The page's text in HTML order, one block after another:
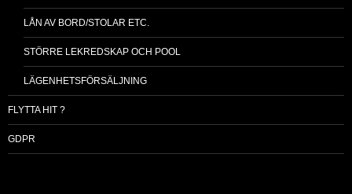
LÅN AV BORD/STOLAR ETC.
STÖRRE LEKREDSKAP OCH POOL
LÄGENHETSFÖRSÄLJNING
FLYTTA HIT ?
GDPR